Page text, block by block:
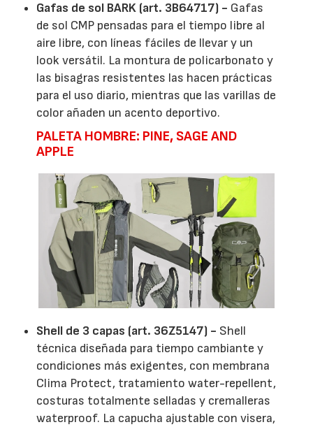
Gafas de sol BARK (art. 3B64717) - Gafas
de sol CMP pensadas para el tiempo libre al
aire libre, con líneas fáciles de llevar y un
look versátil. La montura de policarbonato y
las bisagras resistentes las hacen prácticas
para el uso diario, mientras que las varillas de
color añaden un acento deportivo.
PALETA HOMBRE: PINE, SAGE AND
APPLE
Shell de 3 capas (art. 36Z5147) - Shell
técnica diseñada para tiempo cambiante y
condiciones más exigentes, con membrana
Clima Protect, tratamiento water-repellent,
costuras totalmente selladas y cremalleras
waterproof. La capucha ajustable con visera,